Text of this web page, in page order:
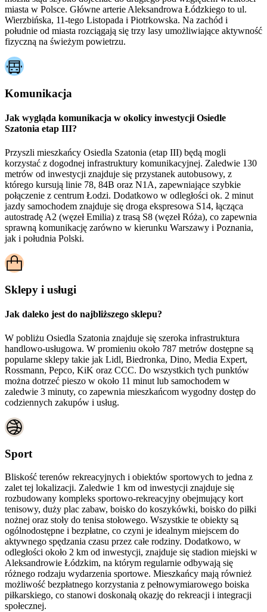
miasta w Polsce. Główne arterie Aleksandrowa Łódzkiego to ul.
Wierzbińska, 11-tego Listopada i Piotrkowska. Na zachód i
południe od miasta rozciągają się trzy lasy umożliwiające aktywność
fizyczną na świeżym powietrzu.
Komunikacja
Jak wygląda komunikacja w okolicy inwestycji Osiedle
Szatonia etap III?
Przyszli mieszkańcy Osiedla Szatonia (etap III) będą mogli
korzystać z dogodnej infrastruktury komunikacyjnej. Zaledwie 130
metrów od inwestycji znajduje się przystanek autobusowy, z
którego kursują linie 78, 84B oraz N1A, zapewniające szybkie
połączenie z centrum Łodzi. Dodatkowo w odległości ok. 2 minut
jazdy samochodem znajduje się droga ekspresowa S14, łącząca
autostradę A2 (węzeł Emilia) z trasą S8 (węzeł Róża), co zapewnia
sprawną komunikację zarówno w kierunku Warszawy i Poznania,
jak i południa Polski.
Sklepy i usługi
Jak daleko jest do najbliższego sklepu?
W pobliżu Osiedla Szatonia znajduje się szeroka infrastruktura
handlowo-usługowa. W promieniu około 787 metrów dostępne są
popularne sklepy takie jak Lidl, Biedronka, Dino, Media Expert,
Rossmann, Pepco, KiK oraz CCC. Do wszystkich tych punktów
można dotrzeć pieszo w około 11 minut lub samochodem w
zaledwie 3 minuty, co zapewnia mieszkańcom wygodny dostęp do
codziennych zakupów i usług.
Sport
Bliskość terenów rekreacyjnych i obiektów sportowych to jedna z
zalet tej lokalizacji. Zaledwie 1 km od inwestycji znajduje się
rozbudowany kompleks sportowo-rekreacyjny obejmujący kort
tenisowy, duży plac zabaw, boisko do koszykówki, boisko do piłki
nożnej oraz stoły do tenisa stołowego. Wszystkie te obiekty są
ogólnodostępne i bezpłatne, co czyni je idealnym miejscem do
aktywnego spędzania czasu przez całe rodziny. Dodatkowo, w
odległości około 2 km od inwestycji, znajduje się stadion miejski w
Aleksandrowie Łódzkim, na którym regularnie odbywają się
różnego rodzaju wydarzenia sportowe. Mieszkańcy mają również
możliwość bezpłatnego korzystania z pełnowymiarowego boiska
piłkarskiego, co stanowi doskonałą okazję do rekreacji i integracji
społecznej.